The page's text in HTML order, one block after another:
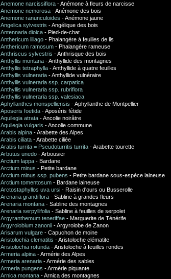
Anemone narcissiflora - Anémone à fleurs de narcisse
Anemone nemorosa - Anémone des bois
Anemone ranunculoides - Anémone jaune
Angelica sylvestris - Angélique des bois
Antennaria dioica - Pied-de-chat
Anthericum liliago - Phalangère à feuilles de lis
Anthericum ramosum - Phalangère rameuse
Anthriscus sylvestris - Anthrisque des bois
Anthyllis montana - Anthyllide des montagnes
Anthyllis tetraphylla - Anthyllide à quatre feuilles
Anthyllis vulneraria - Anthyllide vulnéraire
Anthyllis vulneraria ssp. carpatica
Anthyllis vulneraria ssp. rubriflora
Anthyllis vulneraria ssp. valesiaca
Aphyllanthes monspelliensis - Aphyllanthe de Montpellier
Aposeris foetida - Aposéris fétide
Aquilegia atrata - Ancolie noirâtre
Aquilegia vulgaris - Ancolie commune
Arabis alpina - Arabette des Alpes
Arabis ciliata - Arabette ciliée
Arabis turrita = Pseudoturritis turrita - Arabette tourette
Arbutus unedo - Arbousier
Arctium lappa - Bardane
Arctium minus - Petite bardane
Arctium minus ssp. pubens - Petite bardane sous-espèce laineuse
Arctium tomentosum - Bardane laineuse
Arctostaphyllos uva ursi - Raisin d'ours ou Busserolle
Arenaria grandiflora - Sabline à grandes fleurs
Arenaria montana - Sabline des montagnes
Arenaria serpyllifolia - Sabline à feuilles de serpolet
Argyranthemum teneriffae - Marguerite de Ténérife
Argyrolobium zanonii - Argyrolobe de Zanon
Arisarum vulgare - Capuchon de moine
Aristolochia clematitis - Aristoloche clématite
Aristolochia rotunda - Aristoloche à feuilles rondes
Armeria alpina - Armérie des Alpes
Armeria arenaria - Armérie des sables
Armeria pungens - Armérie piquante
Arnica montana - Arnica des montagnes